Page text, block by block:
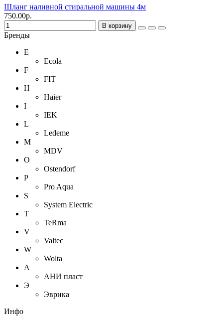
Шланг наливной стиральной машины 4м
750.00р.
В корзину
Бренды
E
Ecola
F
FIT
H
Haier
I
IEK
L
Ledeme
M
MDV
O
Ostendorf
P
Pro Aqua
S
System Electric
T
TeRma
V
Valtec
W
Wolta
А
АНИ пласт
Э
Эврика
Инфо